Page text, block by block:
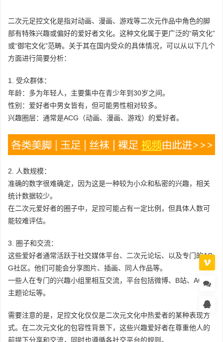
二次元足控文化是指对动画、漫画、游戏等二次元作品中角色的脚
部有特殊兴趣或偏好的爱好者文化。这种文化属于更广泛的“萌文化”
或“御宅文化”范畴。关于其在国内受众的具体情况，可以从以下几个
方面进行简要分析：
1. 受众群体：
年龄：多为年轻人，主要集中在青少年到30岁之间。
性别：爱好者中男女皆有，但可能男性相对较多。
兴趣圈层：通常是ACG（动画、漫画、游戏）的爱好者。
2. 人数规模：
准确的数字很难确定，因为这是一种较为小众和私密的兴趣，相关
统计数据较少。
在二次元爱好者的圈子中，足控可能占有一定比例，但具体人数可
能较难评估。
3. 圈子和交流：
这些爱好者通常活跃于社交媒体平台、二次元论坛、以及专门的AC
G社区。他们可能会分享图片、插画、同人作品等。
一些人在专门的兴趣小组里相互交流，平台包括微博、B站、ACG
主题论坛等。
需要注意的是，足控文化仅仅是二次元文化中热爱者的某种表现方
式。在二次元文化的包容性背景下，这些兴趣爱好者在尊重他人的
前提下分享和交流，同时也遵循各社交平台的规则。